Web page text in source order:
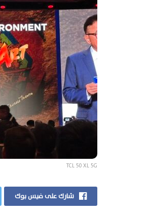
TCL 50 XL 5G
شارك على فيس بوك